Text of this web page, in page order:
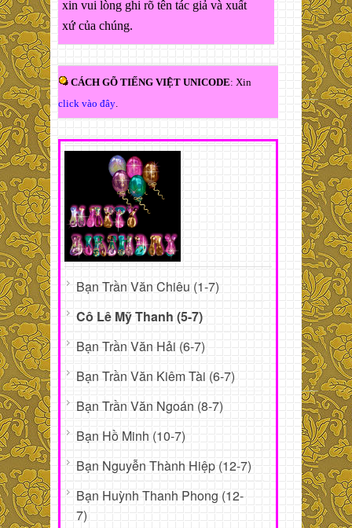
xin vui lòng ghi rõ tên tác giả và xuất
xứ của chúng.
CÁCH GÕ TIẾNG VIỆT UNICODE: Xin
click vào đây.
Bạn Trần Văn Chiêu (1-7)
Cô Lê Mỹ Thanh (5-7)
Bạn Trần Văn Hải (6-7)
Bạn Trần Văn Kiêm Tài (6-7)
Bạn Trần Văn Ngoán (8-7)
Bạn Hồ Minh (10-7)
Bạn Nguyễn Thành Hiệp (12-7)
Bạn Huỳnh Thanh Phong (12-
7)